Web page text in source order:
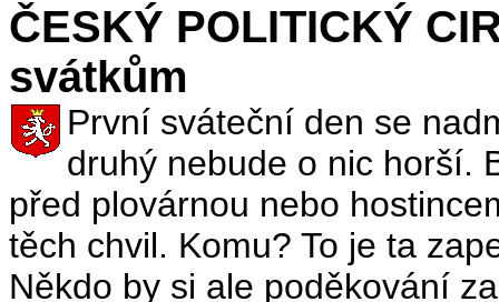
ČESKÝ POLITICKÝ
svátkům
První sváteční den se
druhý nebude o nic horší.
před plovárnou nebo
těch chvil. Komu? To je ta
Někdo by si ale poděkování